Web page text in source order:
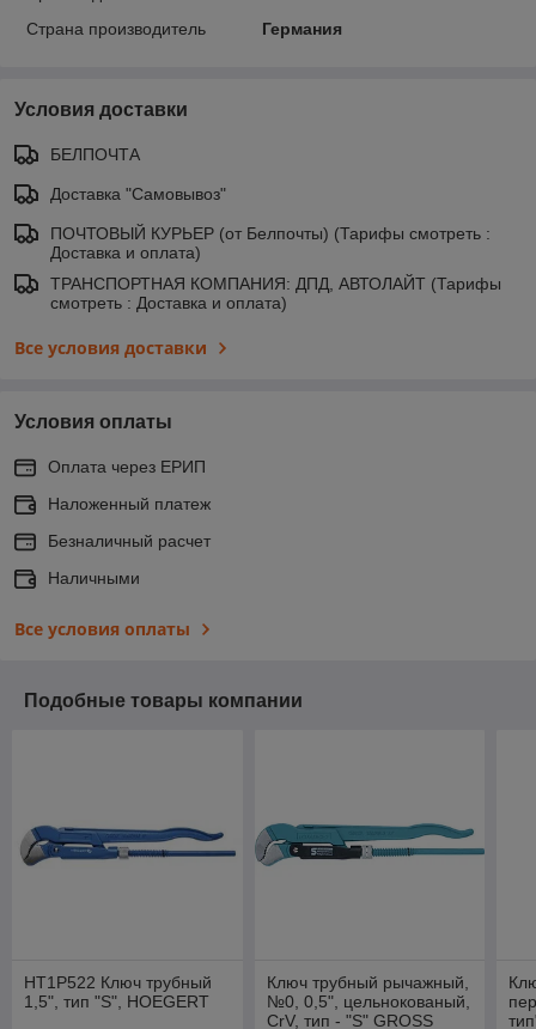
Страна производитель
Германия
Условия доставки
БЕЛПОЧТА
Доставка "Самовывоз"
ПОЧТОВЫЙ КУРЬЕР (от Белпочты) (Тарифы смотреть :
Доставка и оплата)
ТРАНСПОРТНАЯ КОМПАНИЯ: ДПД, АВТОЛАЙТ (Тарифы
смотреть : Доставка и оплата)
Все условия доставки
Условия оплаты
Оплата через ЕРИП
Наложенный платеж
Безналичный расчет
Наличными
Все условия оплаты
Подобные товары компании
HT1P522 Ключ трубный
1,5", тип "S", HOEGERT
Ключ трубный рычажный,
№0, 0,5", цельнокованый,
CrV, тип - "S" GROSS